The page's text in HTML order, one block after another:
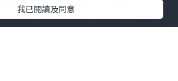
后的真相。开发团队将其
我已閱讀及同意